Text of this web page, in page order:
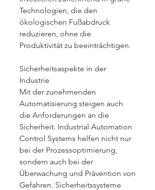
Technologien, die den
ökologischen Fußabdruck
reduzieren, ohne die
Produktivität zu beeinträchtigen.
Sicherheitsaspekte in der
Industrie
Mit der zunehmenden
Automatisierung steigen auch
die Anforderungen an die
Sicherheit. Industrial Automation
Control Systems helfen nicht nur
bei der Prozessoptimierung,
sondern auch bei der
Überwachung und Prävention von
Gefahren. Sicherheitssysteme